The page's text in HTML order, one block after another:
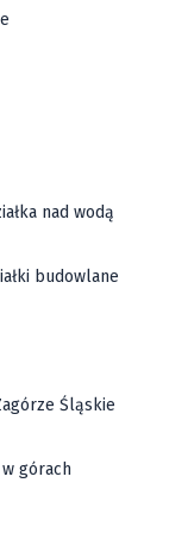
nad wodą
budowlane
Śląskie
górach